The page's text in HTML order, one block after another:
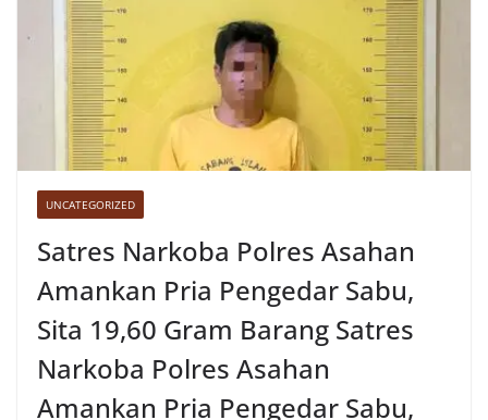
UNCATEGORIZED
Satres Narkoba Polres Asahan
Amankan Pria Pengedar Sabu,
Sita 19,60 Gram Barang Satres
Narkoba Polres Asahan
Amankan Pria Pengedar Sabu,